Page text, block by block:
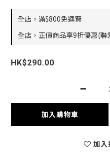
全店，滿$800免運費
全店，正價商品享9折優惠(聯
HK$290.00
加入購物車
加入